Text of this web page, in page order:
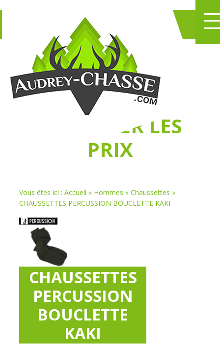
NE PERDEZ PLUS
DE TEMPS
CHASSER LES
PRIX
Vous êtes ici : Accueil » Hommes » Chaussettes »
CHAUSSETTES PERCUSSION BOUCLETTE KAKI
CHAUSSETTES
PERCUSSION
BOUCLETTE
KAKI